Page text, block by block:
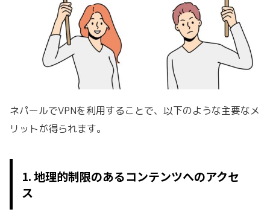
ネパールでVPNを利用することで、以下のような主要なメ
リットが得られます。
1. 地理的制限のあるコンテンツへのアクセ
ス